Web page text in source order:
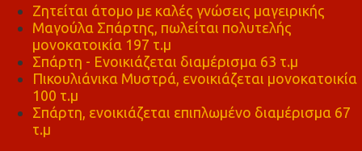
Ζητείται άτομο με καλές γνώσεις μαγειρικής
Μαγούλα Σπάρτης, πωλείται πολυτελής
μονοκατοικία 197 τ.μ
Σπάρτη - Ενοικιάζεται διαμέρισμα 63 τ.μ
Πικουλιάνικα Μυστρά, ενοικιάζεται μονοκατοικία
100 τ.μ
Σπάρτη, ενοικιάζεται επιπλωμένο διαμέρισμα 67
τ.μ